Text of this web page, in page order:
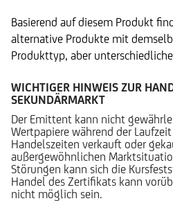
Basierend auf diesem Produkt
alternative Produkte mit
Produkttyp, aber
WICHTIGER HINWEIS ZUR
SEKUNDÄRMARKT
Der Emittent kann nicht
Wertpapiere während der
Handelszeiten verkauft oder
außergewöhnlichen
Störungen kann sich die
Handel des Zertifikats kann
nicht möglich sein.